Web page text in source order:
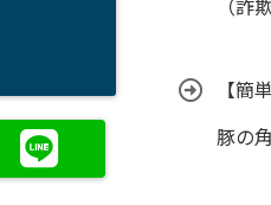
（詐
【簡
豚の